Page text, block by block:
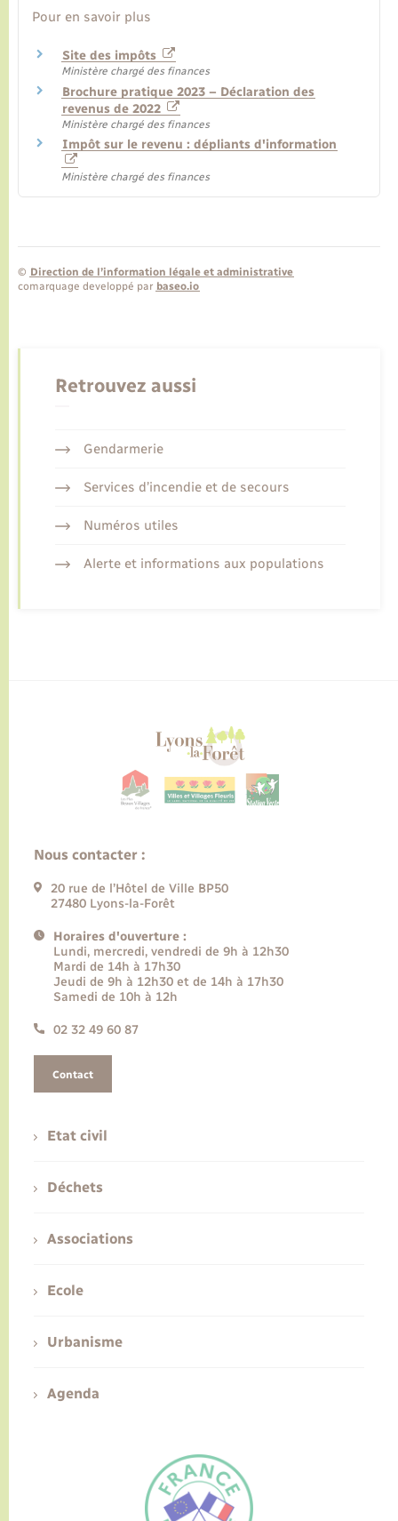
Pour en savoir plus
Site des impôts
Ministère chargé des finances
Brochure pratique 2023 – Déclaration des
revenus de 2022
Ministère chargé des finances
Impôt sur le revenu : dépliants d'information
Ministère chargé des finances
© Direction de l’information légale et administrative
comarquage developpé par baseo.io
Retrouvez aussi
Gendarmerie
Services d’incendie et de secours
Numéros utiles
Alerte et informations aux populations
Nous contacter :
20 rue de l’Hôtel de Ville BP50
27480 Lyons-la-Forêt
Horaires d'ouverture :
Lundi, mercredi, vendredi de 9h à 12h30
Mardi de 14h à 17h30
Jeudi de 9h à 12h30 et de 14h à 17h30
Samedi de 10h à 12h
02 32 49 60 87
Contact
Etat civil
Déchets
Associations
Ecole
Urbanisme
Agenda